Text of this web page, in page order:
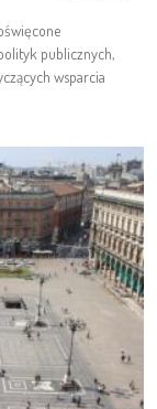
publicznych,
wsparcia